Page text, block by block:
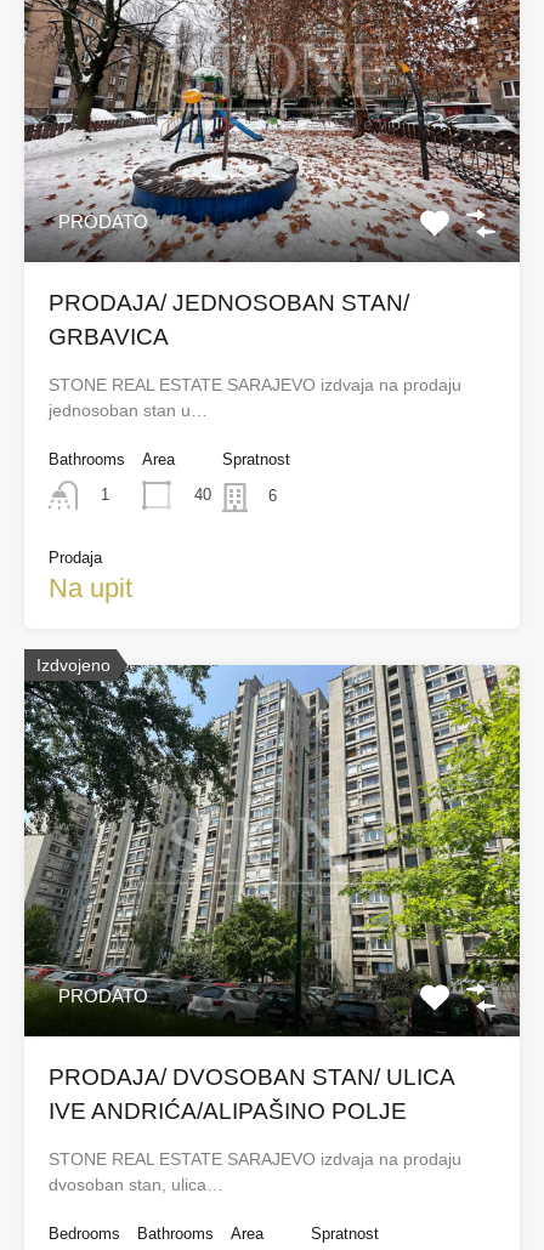
PRODATO
PRODAJA/ JEDNOSOBAN STAN/
GRBAVICA
STONE REAL ESTATE SARAJEVO izdvaja na prodaju
jednosoban stan u…
Bathrooms
1
Area
40
Spratnost
6
Prodaja
Na upit
Izdvojeno
PRODATO
PRODAJA/ DVOSOBAN STAN/ ULICA
IVE ANDRIĆA/ALIPAŠINO POLJE
STONE REAL ESTATE SARAJEVO izdvaja na prodaju
dvosoban stan, ulica…
Bedrooms Bathrooms Area Spratnost